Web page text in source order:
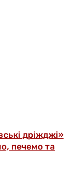
дріжджі»
печемо та